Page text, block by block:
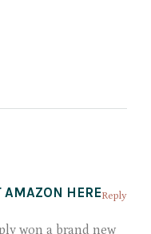
AMAZON HEREReply
won a brand new